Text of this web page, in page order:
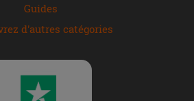
Guides
d'autres catégories